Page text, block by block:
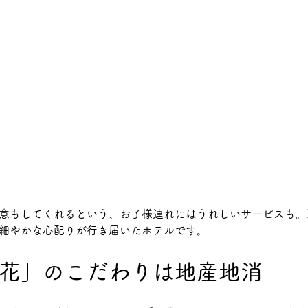
もしてくれるという、お子様連れにはうれしいサービスも
やかな心配りが行き届いたホテルです。
」のこだわりは地産地消